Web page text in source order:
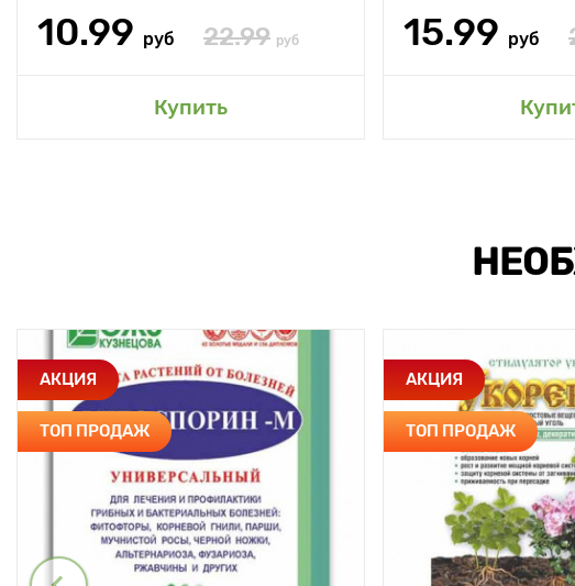
10.99 руб 22.99 руб
Купить
15.99 руб
АКЦИЯ
ТОП ПРОДАЖ
АКЦИЯ
ТОП ПРОДАЖ